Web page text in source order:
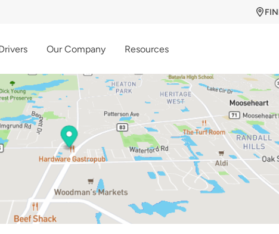
Our Company Resources